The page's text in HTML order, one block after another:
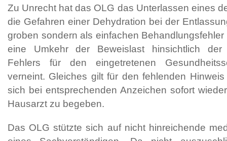
Zu Unrecht hat das OLG das Unterlassen eines
die Gefahren einer Dehydration bei der
groben sondern als einfachen
eine Umkehr der Beweislast hinsichtlich der
Fehlers für den eingetretenen
verneint. Gleiches gilt für den fehlenden
sich bei entsprechenden Anzeichen sofort
Hausarzt zu begeben.
Das OLG stützte sich auf nicht hinreichende